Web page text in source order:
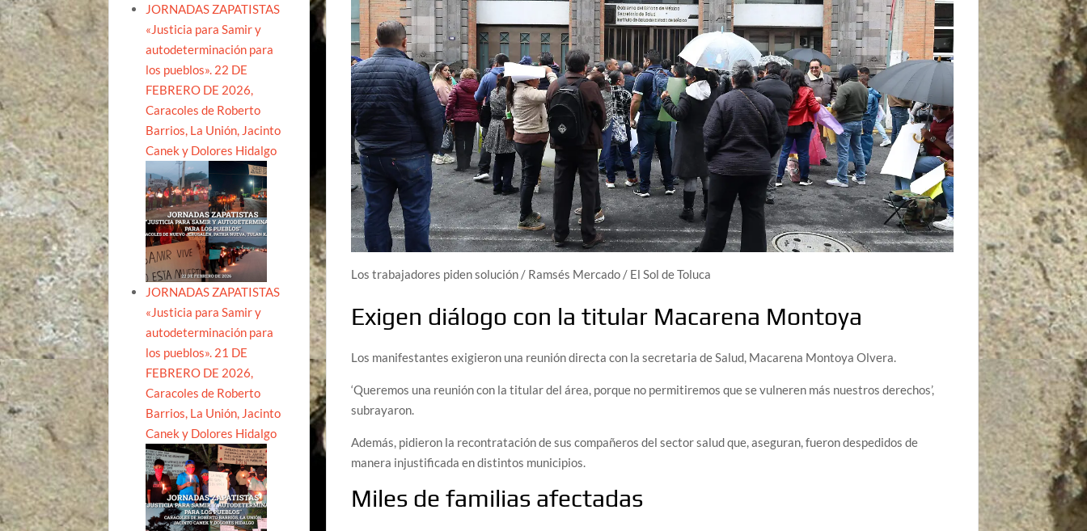
Los trabajadores piden solución / Ramsés Mercado / El Sol de Toluca
Exigen diálogo con la titular Macarena Montoya
Los manifestantes exigieron una reunión directa con la secretaria de Salud, Macarena Montoya Olvera.
‘Queremos una reunión con la titular del área, porque no permitiremos que se vulneren más nuestros derechos’,
subrayaron.
Además, pidieron la recontratación de sus compañeros del sector salud que, aseguran, fueron despedidos de
manera injustificada en distintos municipios.
Miles de familias afectadas
JORNADAS ZAPATISTAS
«Justicia para Samir y
autodeterminación para
los pueblos». 22 DE
FEBRERO DE 2026,
Caracoles de Roberto
Barrios, La Unión, Jacinto
Canek y Dolores Hidalgo
JORNADAS ZAPATISTAS
«Justicia para Samir y
autodeterminación para
los pueblos». 21 DE
FEBRERO DE 2026,
Caracoles de Roberto
Barrios, La Unión, Jacinto
Canek y Dolores Hidalgo